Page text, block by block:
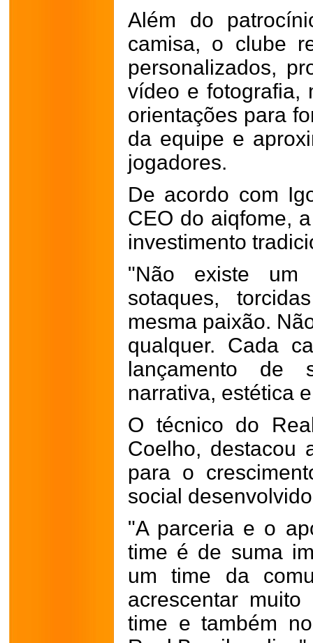
Além do
camisa, o clube
personalizados,
vídeo e fotografia,
orientações para
da equipe e
jogadores.
De acordo com
CEO do aiqfome,
investimento
"Não existe
sotaques,
mesma paixão.
qualquer. Cada
lançamento de
narrativa, estética
O técnico do
Coelho, destacou
para o
social
"A parceria e o
time é de suma
um time da
acrescentar
time e também